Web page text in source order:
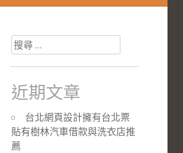
搜
尋
關
於：
近期文章
台北網頁設計擁有台北票
貼有樹林汽車借款與洗衣店推
薦